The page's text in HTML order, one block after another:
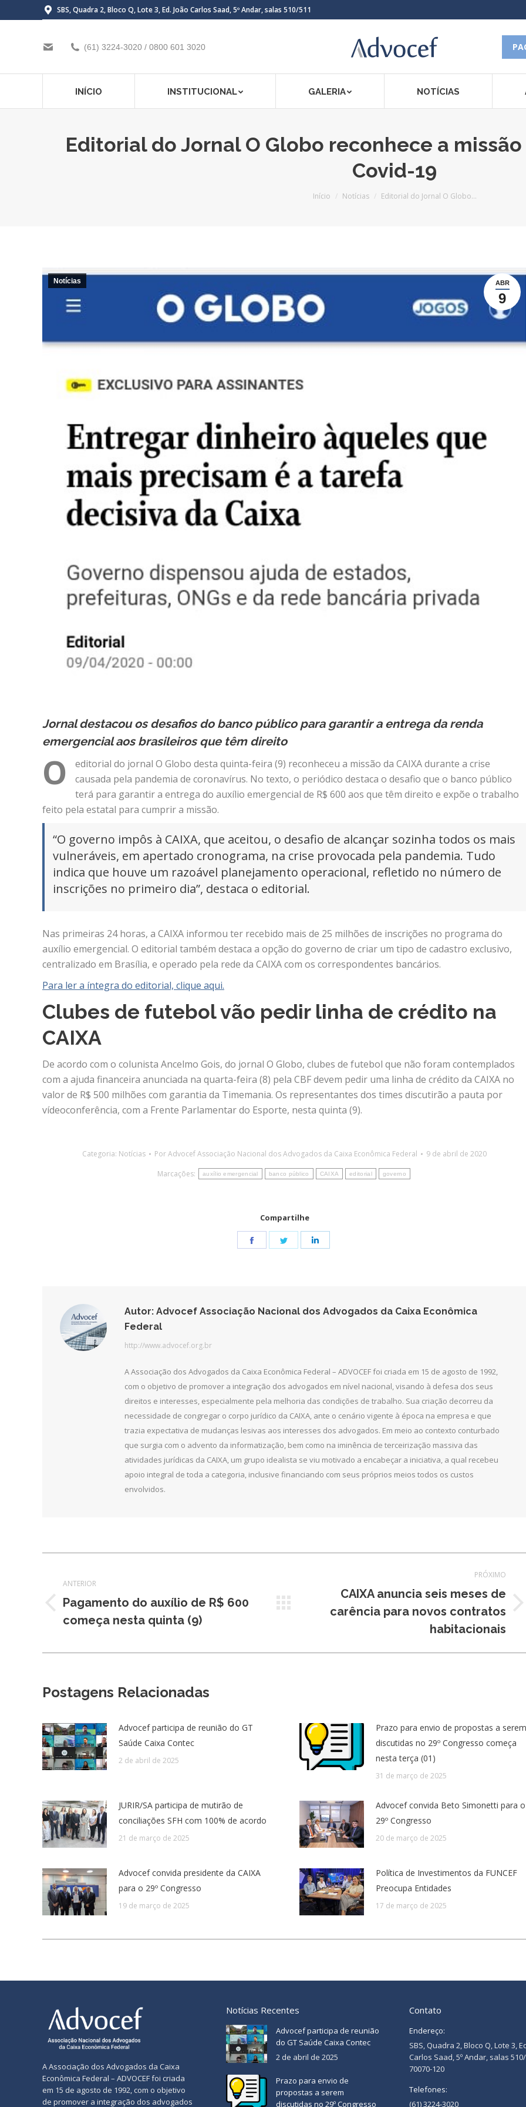
SBS, Quadra 2, Bloco Q, Lote 3, Ed. João Carlos Saad, 5º Andar, salas 510/511
(61) 3224-3020 / 0800 601 3020
INÍCIO INSTITUCIONAL GALERIA NOTÍCIAS
Editorial do Jornal O Globo reconhece a missão
Covid-19
Você está aqui:
Início Notícias Editorial do Jornal O Globo…
ABR
9
Notícias
Jornal destacou os desafios do banco público para garantir a entrega da renda
emergencial aos brasileiros que têm direito
O
editorial do jornal O Globo desta quinta-feira (9) reconheceu a missão da CAIXA durante a crise
causada pela pandemia de coronavírus. No texto, o periódico destaca o desafio que o banco público
terá para garantir a entrega do auxílio emergencial de R$ 600 aos que têm direito e expõe o trabalho
feito pela estatal para cumprir a missão.
“O governo impôs à CAIXA, que aceitou, o desafio de alcançar sozinha todos os mais
vulneráveis, em apertado cronograma, na crise provocada pela pandemia. Tudo
indica que houve um razoável planejamento operacional, refletido no número de
inscrições no primeiro dia”, destaca o editorial.
Nas primeiras 24 horas, a CAIXA informou ter recebido mais de 25 milhões de inscrições no programa do
auxílio emergencial. O editorial também destaca a opção do governo de criar um tipo de cadastro exclusivo,
centralizado em Brasília, e operado pela rede da CAIXA com os correspondentes bancários.
Para ler a íntegra do editorial, clique aqui.
Clubes de futebol vão pedir linha de crédito na
CAIXA
De acordo com o colunista Ancelmo Gois, do jornal O Globo, clubes de futebol que não foram contemplados
com a ajuda financeira anunciada na quarta-feira (8) pela CBF devem pedir uma linha de crédito da CAIXA no
valor de R$ 500 milhões com garantia da Timemania. Os representantes dos times discutirão a pauta por
vídeoconferência, com a Frente Parlamentar do Esporte, nesta quinta (9).
Categoria: Notícias PorAdvocef Associação Nacional dos Advogados da Caixa Econômica Federal
9 de abril de 2020
Marcações:
auxílio emergencial banco público CAIXA editorial governo
Compartilhe
Share Share
Autor: Advocef Associação Nacional dos Advogados da Caixa Econômica
Federal
http://www.advocef.org.br
A Associação dos Advogados da Caixa Econômica Federal – ADVOCEF foi criada em 15 de agosto de 1992,
com o objetivo de promover a integração dos advogados em nível nacional, visando à defesa dos seus
direitos e interesses, especialmente pela melhoria das condições de trabalho. Sua criação decorreu da
necessidade de congregar o corpo jurídico da CAIXA, ante o cenário vigente à época na empresa e que
trazia expectativa de mudanças lesivas aos interesses dos advogados. Em meio ao contexto conturbado
que surgia com o advento da informatização, bem como na iminência de terceirização massiva das
atividades jurídicas da CAIXA, um grupo idealista se viu motivado a encabeçar a iniciativa, a qual recebeu
apoio integral de toda a categoria, inclusive financiando com seus próprios meios todos os custos
envolvidos.
de
post:
ANTERIOR
Post
anterior:
Pagamento do auxílio de R$ 600
começa nesta quinta (9)
PRÓXIMO
Próximo
CAIXA anuncia seis meses de
carência para novos contratos
habitacionais
Postagens Relacionadas
Advocef participa de reunião do GT
Saúde Caixa Contec
2 de abril de 2025
Prazo para envio de propostas a serem
discutidas no 29º Congresso começa
nesta terça (01)
31 de março de 2025
JURIR/SA participa de mutirão de
conciliações SFH com 100% de acordo
21 de março de 2025
Advocef convida Beto Simonetti para o
29º Congresso
20 de março de 2025
Advocef convida presidente da CAIXA
para o 29º Congresso
19 de março de 2025
Política de Investimentos da FUNCEF
Preocupa Entidades
17 de março de 2025
A Associação dos Advogados da Caixa
Econômica Federal – ADVOCEF foi criada
em 15 de agosto de 1992, com o objetivo
de promover a integração dos advogados
Notícias Recentes
Advocef participa de reunião
do GT Saúde Caixa Contec
2 de abril de 2025
Prazo para envio de
propostas a serem
discutidas no 29º Congresso
Contato
Endereço:
SBS, Quadra 2, Bloco Q, Lote 3,
Carlos Saad, 5º Andar, salas 510/
70070-120
Telefones:
(61) 3224-3020